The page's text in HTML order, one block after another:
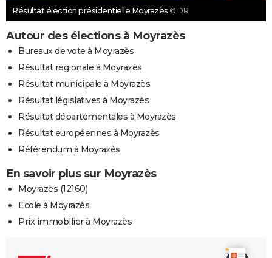
Résultat élection présidentielle Moyrazès © DR
Autour des élections à Moyrazès
Bureaux de vote à Moyrazès
Résultat régionale à Moyrazès
Résultat municipale à Moyrazès
Résultat législatives à Moyrazès
Résultat départementales à Moyrazès
Résultat européennes à Moyrazès
Référendum à Moyrazès
En savoir plus sur Moyrazès
Moyrazès (12160)
Ecole à Moyrazès
Prix immobilier à Moyrazès